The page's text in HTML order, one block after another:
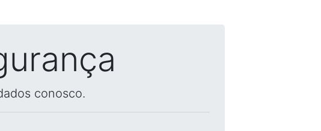
conosco.